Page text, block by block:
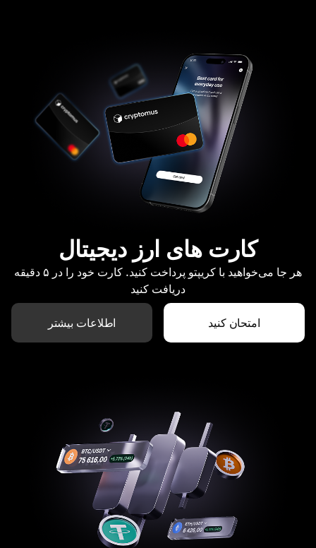
کارت های ارز دیجیتال
هر جا می‌خواهید با کریپتو پرداخت کنید. کارت خود را در ۵ دقیقه
دریافت کنید
امتحان کنید اطلاعات بیشتر